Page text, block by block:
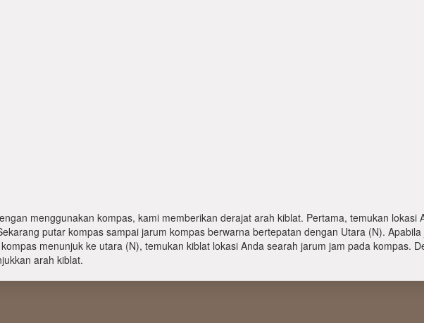
menggunakan kompas, kami memberikan derajat arah kiblat. Pertama, temukan lokasi
putar kompas sampai jarum kompas berwarna bertepatan dengan Utara (N).
menunjuk ke utara (N), temukan kiblat lokasi Anda searah jarum jam pada kompas.
arah kiblat.